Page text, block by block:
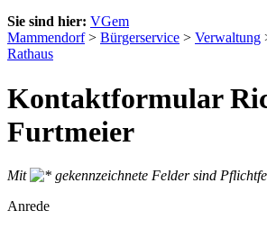
Sie sind hier: VGem
Mammendorf> Bürgerservice > Verwaltung
Rathaus
Kontaktformular
Furtmeier
Mit
gekennzeichnete Felder sind
Anrede